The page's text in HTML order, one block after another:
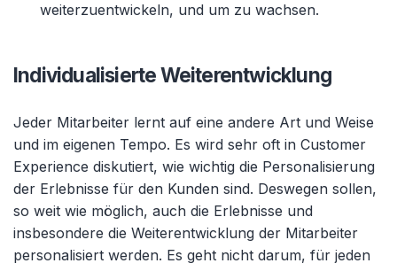
weiterzuentwickeln, und um zu wachsen.
Individualisierte Weiterentwicklung
Jeder Mitarbeiter lernt auf eine andere Art und Weise
und im eigenen Tempo. Es wird sehr oft in Customer
Experience diskutiert, wie wichtig die Personalisierung
der Erlebnisse für den Kunden sind. Deswegen sollen,
so weit wie möglich, auch die Erlebnisse und
insbesondere die Weiterentwicklung der Mitarbeiter
personalisiert werden. Es geht nicht darum, für jeden